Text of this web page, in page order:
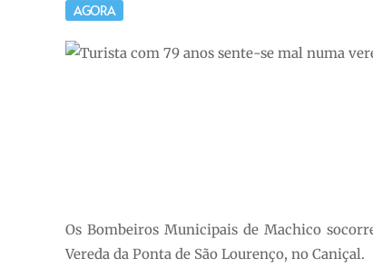
AGORA
Os Bombeiros Municipais de Machico
Vereda da Ponta de São Lourenço, no Caniçal.